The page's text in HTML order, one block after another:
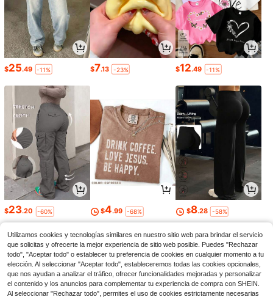
$25.49 -11% $7.13 -23% $12.49 -11%
$23.20 -60% $4.99 -68% $8.28 -58%
Utilizamos cookies y tecnologías similares en nuestro sitio web para brindar el servicio
que solicitas y ofrecerte la mejor experiencia de sitio web posible. Puedes "Rechazar
todo", "Aceptar todo" o establecer tu preferencia de cookies en cualquier momento a tu
elección. Al seleccionar "Aceptar todo", estableceremos todas las cookies opcionales,
que nos ayudan a analizar el tráfico, ofrecer funcionalidades mejoradas y personalizar
el contenido y los anuncios para complementar tu experiencia de compra con SHEIN.
Al seleccionar "Rechazar todo", permites el uso de cookies estrictamente necesarias